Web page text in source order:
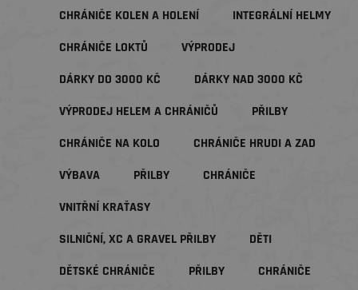
CHRÁNIČE KOLEN A HOLENÍ
INTEGRÁLNÍ HELMY
CHRÁNIČE LOKTŮ
VÝPRODEJ
DÁRKY DO 3000 KČ
DÁRKY NAD 3000 KČ
VÝPRODEJ HELEM A CHRÁNIČŮ
PŘILBY
CHRÁNIČE NA KOLO
CHRÁNIČE HRUDI A ZAD
VÝBAVA
PŘILBY
CHRÁNIČE
VNITŘNÍ KRAŤASY
SILNIČNÍ, XC A GRAVEL PŘILBY
DĚTI
DĚTSKÉ CHRÁNIČE
PŘILBY CHRÁNIČE